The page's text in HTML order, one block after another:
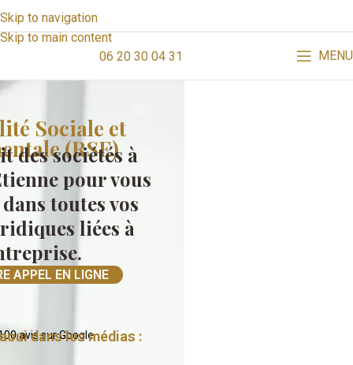
Skip to navigation
Skip to main content
06 20 30 04 31
MENU
Sociale et
(RSE)
des sociétés à
pour vous
toutes vos
liées à
APPEL EN LIGNE
avis sur Google
dans les médias :